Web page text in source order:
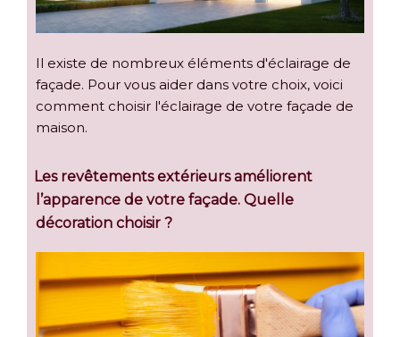
Il existe de nombreux éléments d'éclairage de
façade. Pour vous aider dans votre choix, voici
comment choisir l'éclairage de votre façade de
maison.
Les revêtements extérieurs améliorent
l’apparence de votre façade. Quelle
décoration choisir ?